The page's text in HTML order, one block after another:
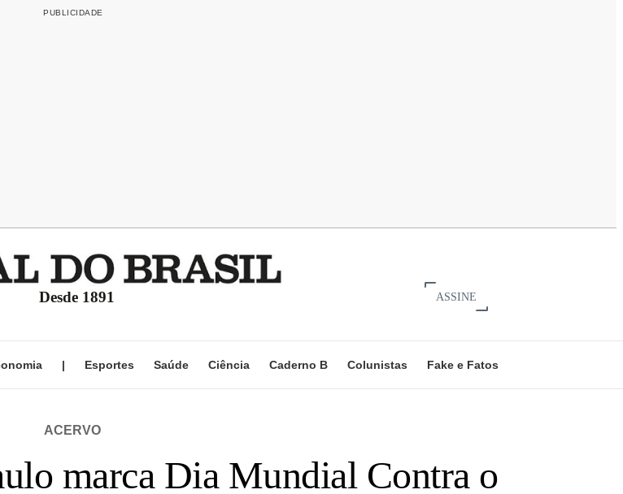
Desde 1891 ASSINE
| Esportes Saúde Ciência Caderno B Colunistas Fake e Fatos
ACERVO
marca Dia Mundial Contra o